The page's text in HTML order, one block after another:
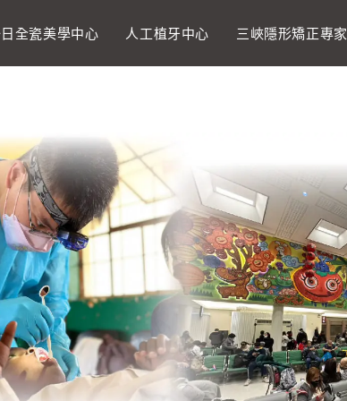
全瓷美學中心 人工植牙中心 三峽隱形矯正專家